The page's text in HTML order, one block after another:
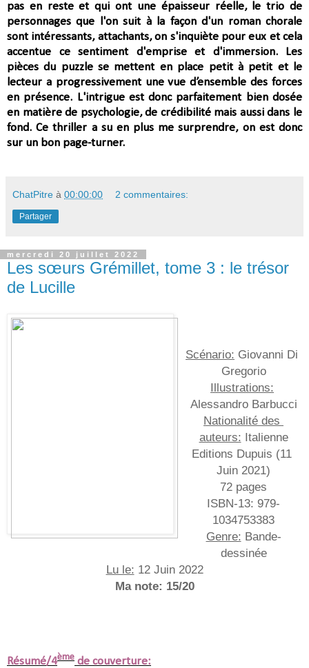
pas en reste et qui ont une épaisseur réelle, le trio de
personnages que l'on suit à la façon d'un roman chorale
sont intéressants, attachants, on s'inquiète pour eux et cela
accentue ce sentiment d'emprise et d'immersion. Les
pièces du puzzle se mettent en place petit à petit et le
lecteur a progressivement une vue d’ensemble des forces
en présence. L'intrigue est donc parfaitement bien dosée
en matière de psychologie,de crédibilité mais aussi dans le
fond. Ce thriller a su en plus me surprendre, on est donc
sur un bon page-turner.
ChatPitre à 00:00:00 2 commentaires:
Partager
mercredi 20 juillet 2022
Les sœurs Grémillet, tome 3 : le trésor
de Lucille
Scénario: Giovanni Di
Gregorio
Illustrations:
Alessandro Barbucci
Nationalité des
auteurs: Italienne
Editions Dupuis (11
Juin 2021)
72 pages
ISBN-13:‎ 979-
1034753383
Genre: Bande-
dessinée
Lu le: 12 Juin 2022
Ma note: 15/20
Résumé/4ème de couverture: